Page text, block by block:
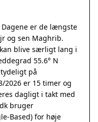
er de længste
og sen Maghrib.
blive særligt lang i
55.6° N
på
2026 er 15 timer og
dagligt i takt med
bruger
Based) for høje